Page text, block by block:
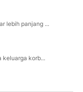
lebih panjang ...
keluarga korb...